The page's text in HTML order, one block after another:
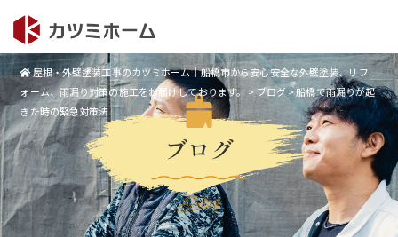
屋根・外壁塗装工事のカツミホーム｜船橋市から安心安全な外壁塗装、リフ
ォーム、雨漏り対策の施工をお届けしております。>ブログ>船橋で雨漏りが起
きた時の緊急対策法
ブログ
Blog